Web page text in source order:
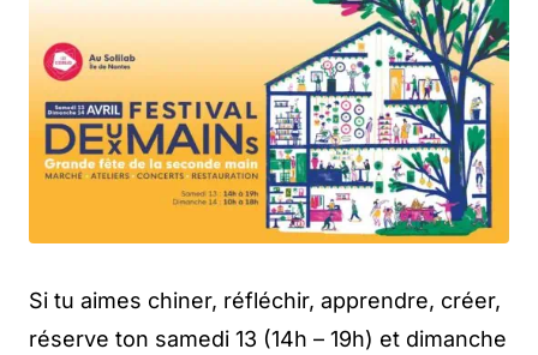
Si tu aimes chiner, réfléchir, apprendre, créer,
réserve ton samedi 13 (14h – 19h) et dimanche